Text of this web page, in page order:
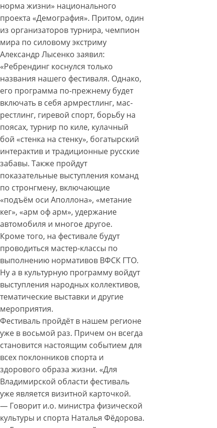
норма жизни» национального
проекта «Демография». Притом, один
из организаторов турнира, чемпион
мира по силовому экстриму
Александр Лысенко заявил:
«Ребрендинг коснулся только
названия нашего фестиваля. Однако,
его программа по-прежнему будет
включать в себя армрестлинг, мас-
рестлинг, гиревой спорт, борьбу на
поясах, турнир по киле, кулачный
бой «стенка на стенку», богатырский
интерактив и традиционные русские
забавы. Также пройдут
показательные выступления команд
по стронгмену, включающие
«подъём оси Аполлона», «метание
кег», «арм оф арм», удержание
автомобиля и многое другое.
Кроме того, на фестивале будут
проводиться мастер-классы по
выполнению нормативов ВФСК ГТО.
Ну а в культурную программу войдут
выступления народных коллективов,
тематические выставки и другие
мероприятия.
Фестиваль пройдёт в нашем регионе
уже в восьмой раз. Причем он всегда
становится настоящим событием для
всех поклонников спорта и
здорового образа жизни. «Для
Владимирской области фестиваль
уже является визитной карточкой.
— Говорит и.о. министра физической
культуры и спорта Наталья Фёдорова.